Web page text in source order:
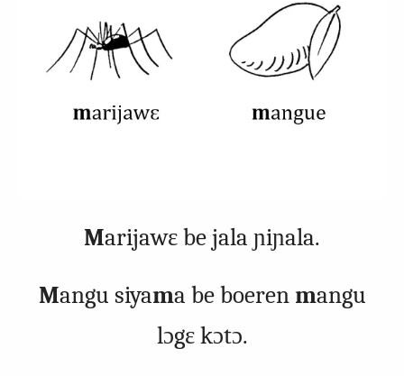
Marijawɛ be jala ɲiɲala.
Mangu siyama be boerenmangu
lɔgɛ kɔtɔ.